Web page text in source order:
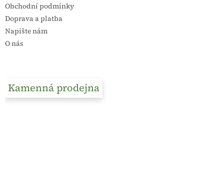
Obchodní podmínky
Doprava a platba
Napište nám
O nás
Kamenná prodejna